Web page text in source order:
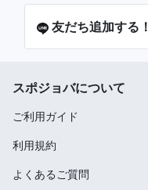
友だち追加する！
スポジョバについて
ご利用ガイド
利用規約
よくあるご質問